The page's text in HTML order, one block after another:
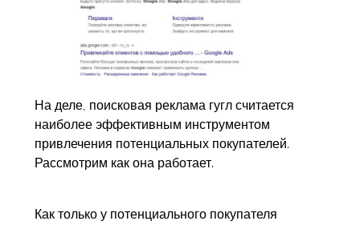
На деле, поисковая реклама гугл считается
наиболее эффективным инструментом
привлечения потенциальных покупателей.
Рассмотрим как она работает.
Как только у потенциального покупателя